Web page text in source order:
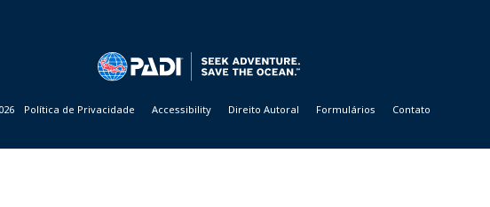
Política de Privacidade Accessibility Direito Autoral Formulários Contato